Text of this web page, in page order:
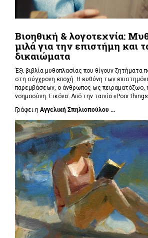
Βιοηθική & λογοτεχνία:
μιλά για την επιστήμη και
δικαιώματα
Έξι βιβλία μυθοπλασίας που θίγουν ζητήματα
στη σύγχρονη εποχή. Η ευθύνη των
παρεμβάσεων, ο άνθρωπος ως πειραματόζωο,
νοημοσύνη. Εικόνα: Από την ταινία «Poor
Γράφει η Αγγελική Σπηλιοπούλου ...